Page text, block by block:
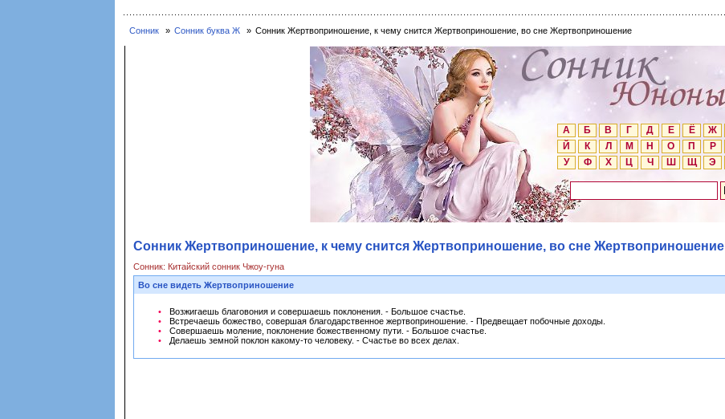
Сонник Сонник буква Ж Сонник Жертвоприношение, к чему снится Жертвоприношение, во сне Жертвоприношение
А Б В Г Д Е Ё Ж
Й
К Л М Н О П Р
У
Ф Х Ц Ч Ш Щ Э
Сонник Жертвоприношение, к чему снится Жертвоприношение, во сне Жертвоприношение
Сонник: Китайский сонник Чжоу-гуна
Во сне видеть Жертвоприношение
Возжигаешь благовония и совершаешь поклонения. - Большое счастье.
Встречаешь божество, совершая благодарственное жертвоприношение. - Предвещает побочные доходы.
Совершаешь моление, поклонение божественному пути. - Большое счастье.
Делаешь земной поклон какому-то человеку. - Счастье во всех делах.